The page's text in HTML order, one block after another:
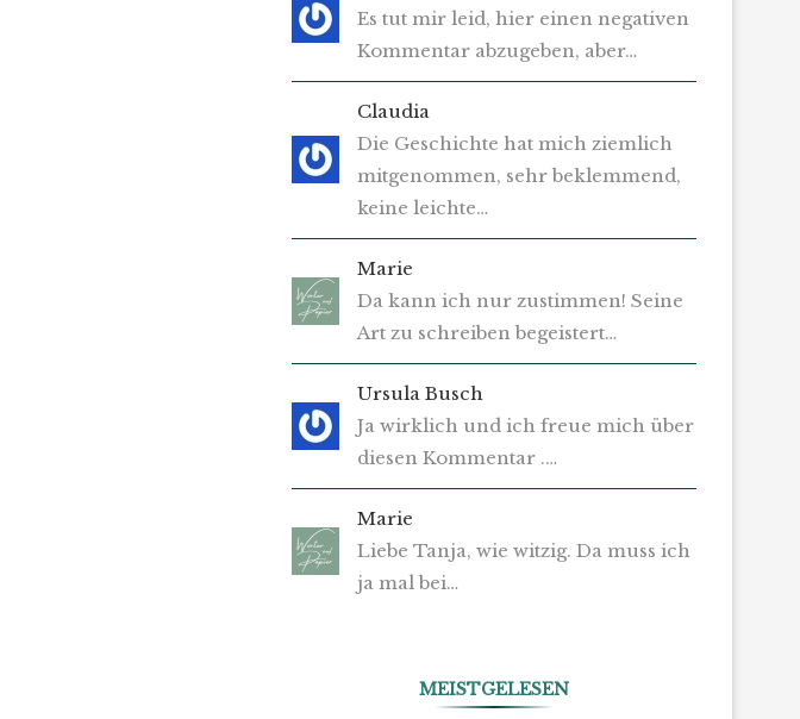
Es tut mir leid, hier einen negativen
Kommentar abzugeben, aber…
Claudia
Die Geschichte hat mich ziemlich
mitgenommen, sehr beklemmend,
keine leichte…
Marie
Da kann ich nur zustimmen! Seine
Art zu schreiben begeistert…
Ursula Busch
Ja wirklich und ich freue mich über
diesen Kommentar .…
Marie
Liebe Tanja, wie witzig. Da muss ich
ja mal bei…
MEISTGELESEN